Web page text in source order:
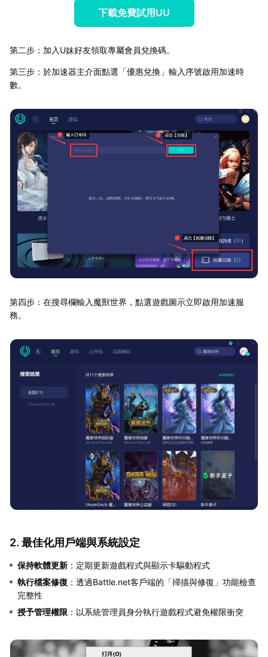
下載免費試用UU
第二步：加入U妹好友領取專屬會員兌換碼。
第三步：於加速器主介面點選「優惠兌換」輸入序號啟用加速時
數。
第四步：在搜尋欄輸入魔獸世界，點選遊戲圖示立即啟用加速服
務。
2. 最佳化用戶端與系統設定
保持軟體更新 ：定期更新遊戲程式與顯示卡驅動程式
執行檔案修復 ：透過Battle.net客戶端的「掃描與修復」功能檢查
完整性
授予管理權限 ：以系統管理員身分執行遊戲程式避免權限衝突